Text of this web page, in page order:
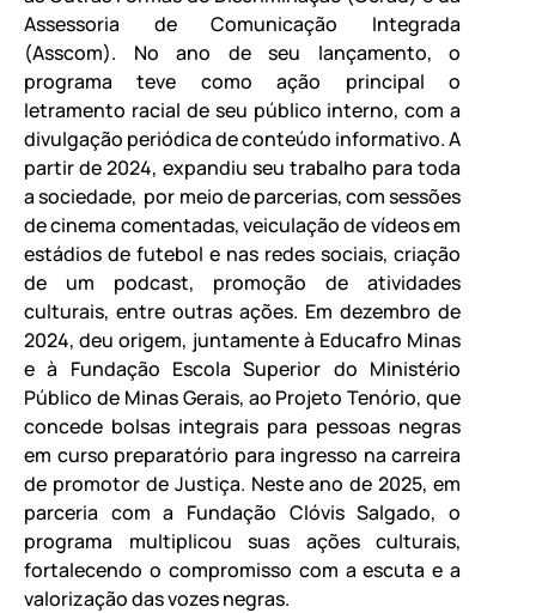
Assessoria de Comunicação Integrada
(Asscom). No ano de seu lançamento, o
programa teve como ação principal o
letramento racial de seu público interno, com a
divulgação periódica de conteúdo informativo. A
partir de 2024, expandiu seu trabalho para toda
a sociedade, por meio de parcerias, com sessões
de cinema comentadas, veiculação de vídeos em
estádios de futebol e nas redes sociais, criação
de um podcast, promoção de atividades
culturais, entre outras ações. Em dezembro de
2024, deu origem, juntamente à Educafro Minas
e à Fundação Escola Superior do Ministério
Público de Minas Gerais, ao Projeto Tenório, que
concede bolsas integrais para pessoas negras
em curso preparatório para ingresso na carreira
de promotor de Justiça. Neste ano de 2025, em
parceria com a Fundação Clóvis Salgado, o
programa multiplicou suas ações culturais,
fortalecendo o compromisso com a escuta e a
valorização das vozes negras.